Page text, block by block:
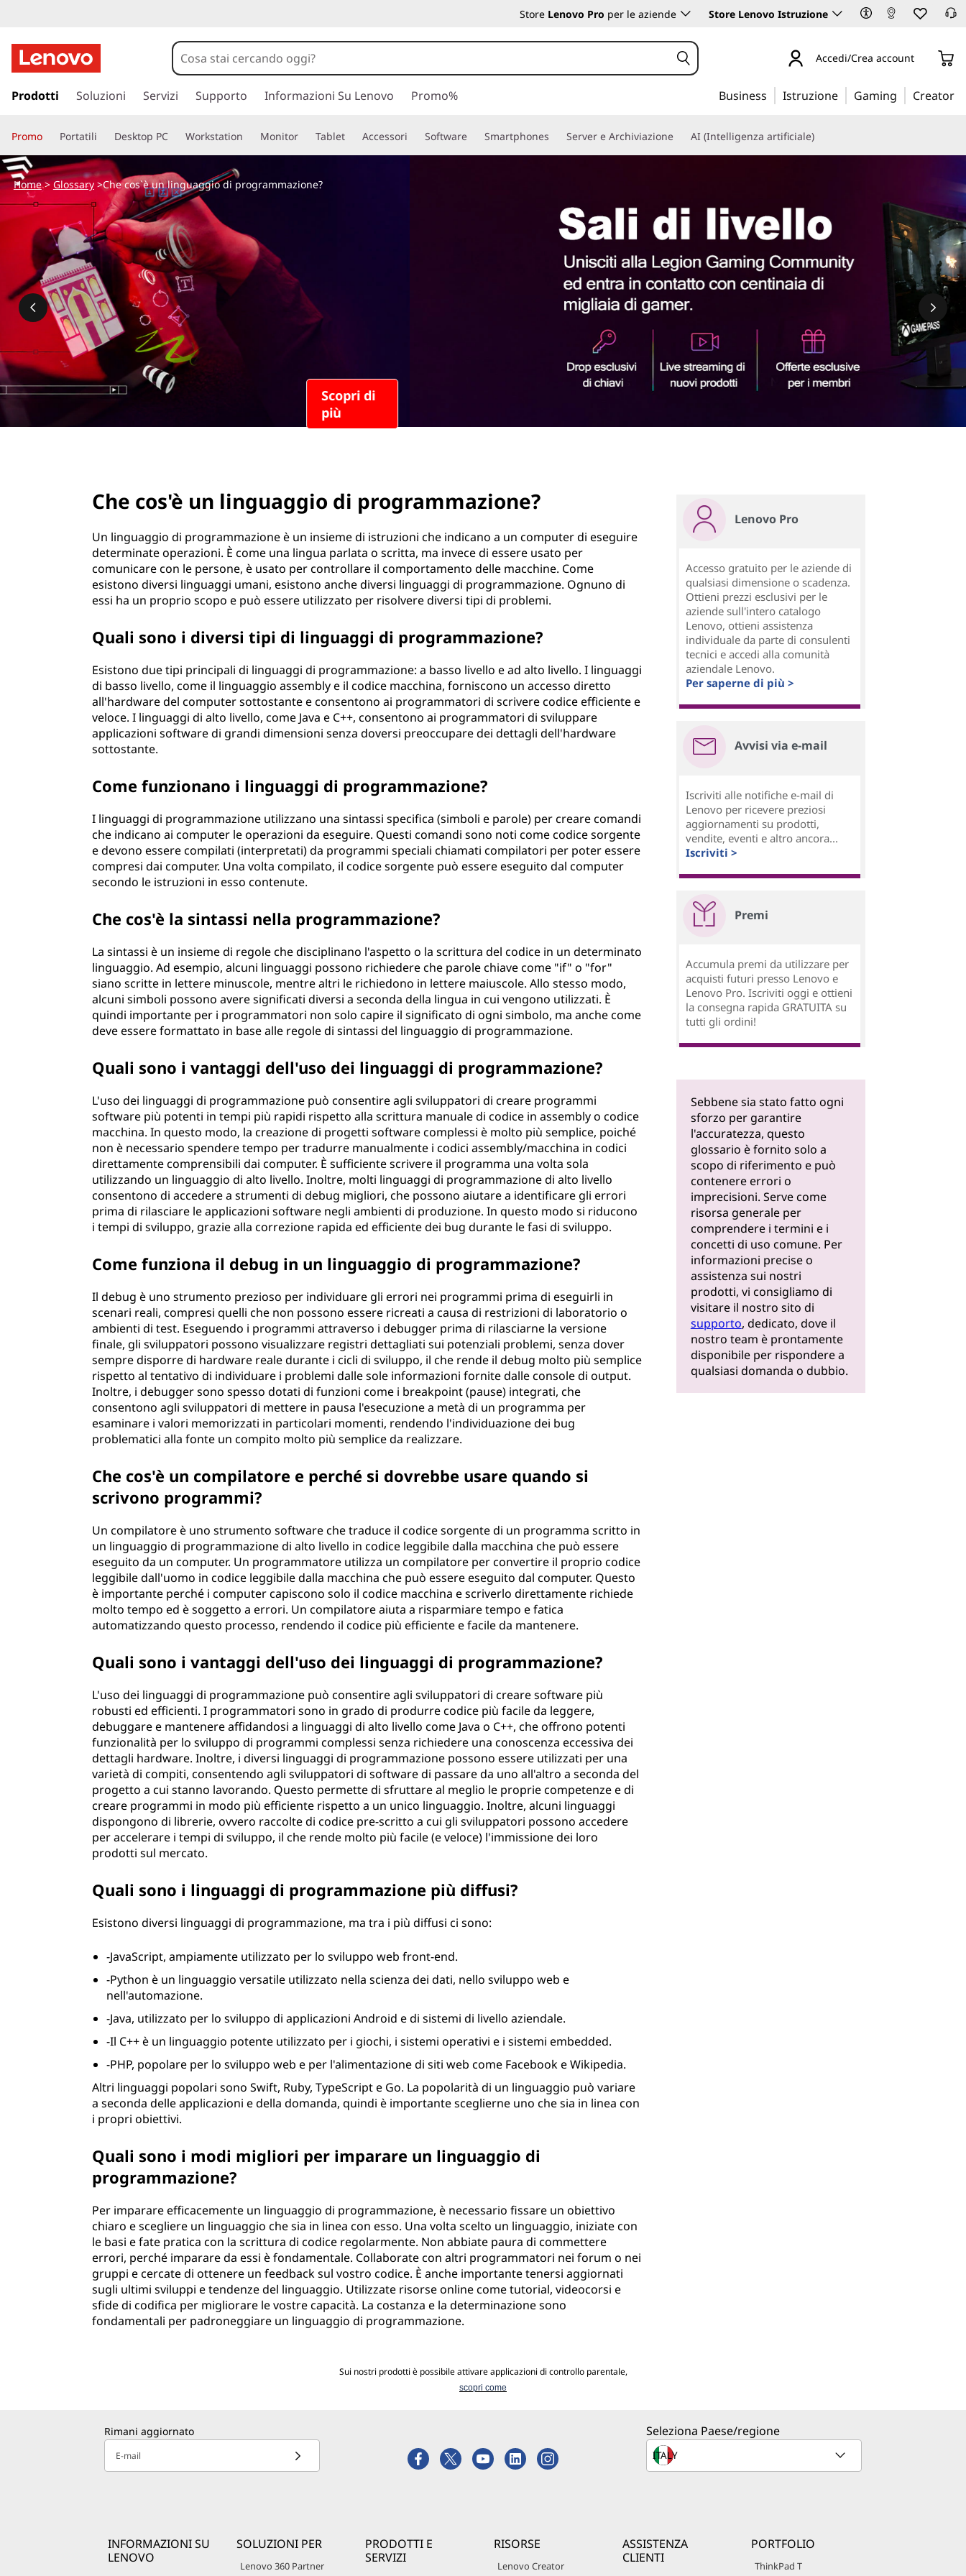
Store Lenovo Pro per le aziende Store Lenovo Istruzione
a
a
a
c
o
n
t
t
o
i
n
i
a
Accedi/Crea account
Prodotti Soluzioni Servizi Supporto Informazioni Su Lenovo Promo% Business Istruzione Gaming Creator
Promo Portatili Desktop PC Workstation Monitor Tablet Accessori Software Smartphones Server e Archiviazione AI (Intelligenza artificiale)
Home>Glossary>Che cos`è un linguaggio di programmazione?
Che cos'è un linguaggio di programmazione?
Un linguaggio di programmazione è un insieme di istruzioni che indicano a un computer di eseguire
determinate operazioni. È come una lingua parlata o scritta, ma invece di essere usato per
comunicare con le persone, è usato per controllare il comportamento delle macchine. Come
esistono diversi linguaggi umani, esistono anche diversi linguaggi di programmazione. Ognuno di
essi ha un proprio scopo e può essere utilizzato per risolvere diversi tipi di problemi.
Quali sono i diversi tipi di linguaggi di programmazione?
Esistono due tipi principali di linguaggi di programmazione: a basso livello e ad alto livello. I linguaggi
di basso livello, come il linguaggio assembly e il codice macchina, forniscono un accesso diretto
all'hardware del computer sottostante e consentono ai programmatori di scrivere codice efficiente e
veloce. I linguaggi di alto livello, come Java e C++, consentono ai programmatori di sviluppare
applicazioni software di grandi dimensioni senza doversi preoccupare dei dettagli dell'hardware
sottostante.
Come funzionano i linguaggi di programmazione?
I linguaggi di programmazione utilizzano una sintassi specifica (simboli e parole) per creare comandi
che indicano ai computer le operazioni da eseguire. Questi comandi sono noti come codice sorgente
e devono essere compilati (interpretati) da programmi speciali chiamati compilatori per poter essere
compresi dai computer. Una volta compilato, il codice sorgente può essere eseguito dal computer
secondo le istruzioni in esso contenute.
Che cos'è la sintassi nella programmazione?
La sintassi è un insieme di regole che disciplinano l'aspetto o la scrittura del codice in un determinato
linguaggio. Ad esempio, alcuni linguaggi possono richiedere che parole chiave come "if" o "for"
siano scritte in lettere minuscole, mentre altri le richiedono in lettere maiuscole. Allo stesso modo,
alcuni simboli possono avere significati diversi a seconda della lingua in cui vengono utilizzati. È
quindi importante per i programmatori non solo capire il significato di ogni simbolo, ma anche come
deve essere formattato in base alle regole di sintassi del linguaggio di programmazione.
Quali sono i vantaggi dell'uso dei linguaggi di programmazione?
L'uso dei linguaggi di programmazione può consentire agli sviluppatori di creare programmi
software più potenti in tempi più rapidi rispetto alla scrittura manuale di codice in assembly o codice
macchina. In questo modo, la creazione di progetti software complessi è molto più semplice, poiché
non è necessario spendere tempo per tradurre manualmente i codici assembly/macchina in codici
direttamente comprensibili dai computer. È sufficiente scrivere il programma una volta sola
utilizzando un linguaggio di alto livello. Inoltre, molti linguaggi di programmazione di alto livello
consentono di accedere a strumenti di debug migliori, che possono aiutare a identificare gli errori
prima di rilasciare le applicazioni software negli ambienti di produzione. In questo modo si riducono
i tempi di sviluppo, grazie alla correzione rapida ed efficiente dei bug durante le fasi di sviluppo.
Come funziona il debug in un linguaggio di programmazione?
Il debug è uno strumento prezioso per individuare gli errori nei programmi prima di eseguirli in
scenari reali, compresi quelli che non possono essere ricreati a causa di restrizioni di laboratorio o
ambienti di test. Eseguendo i programmi attraverso i debugger prima di rilasciarne la versione
finale, gli sviluppatori possono visualizzare registri dettagliati sui potenziali problemi, senza dover
sempre disporre di hardware reale durante i cicli di sviluppo, il che rende il debug molto più semplice
rispetto al tentativo di individuare i problemi dalle sole informazioni fornite dalle console di output.
Inoltre, i debugger sono spesso dotati di funzioni come i breakpoint (pause) integrati, che
consentono agli sviluppatori di mettere in pausa l'esecuzione a metà di un programma per
esaminare i valori memorizzati in particolari momenti, rendendo l'individuazione dei bug
problematici alla fonte un compito molto più semplice da realizzare.
Che cos'è un compilatore e perché si dovrebbe usare quando si
scrivono programmi?
Un compilatore è uno strumento software che traduce il codice sorgente di un programma scritto in
un linguaggio di programmazione di alto livello in codice leggibile dalla macchina che può essere
eseguito da un computer. Un programmatore utilizza un compilatore per convertire il proprio codice
leggibile dall'uomo in codice leggibile dalla macchina che può essere eseguito dal computer. Questo
è importante perché i computer capiscono solo il codice macchina e scriverlo direttamente richiede
molto tempo ed è soggetto a errori. Un compilatore aiuta a risparmiare tempo e fatica
automatizzando questo processo, rendendo il codice più efficiente e facile da mantenere.
Quali sono i vantaggi dell'uso dei linguaggi di programmazione?
L'uso dei linguaggi di programmazione può consentire agli sviluppatori di creare software più
robusti ed efficienti. I programmatori sono in grado di produrre codice più facile da leggere,
debuggare e mantenere affidandosi a linguaggi di alto livello come Java o C++, che offrono potenti
funzionalità per lo sviluppo di programmi complessi senza richiedere una conoscenza eccessiva dei
dettagli hardware. Inoltre, i diversi linguaggi di programmazione possono essere utilizzati per una
varietà di compiti, consentendo agli sviluppatori di software di passare da uno all'altro a seconda del
progetto a cui stanno lavorando. Questo permette di sfruttare al meglio le proprie competenze e di
creare programmi in modo più efficiente rispetto a un unico linguaggio. Inoltre, alcuni linguaggi
dispongono di librerie, ovvero raccolte di codice pre-scritto a cui gli sviluppatori possono accedere
per accelerare i tempi di sviluppo, il che rende molto più facile (e veloce) l'immissione dei loro
prodotti sul mercato.
Quali sono i linguaggi di programmazione più diffusi?
Esistono diversi linguaggi di programmazione, ma tra i più diffusi ci sono:
-JavaScript, ampiamente utilizzato per lo sviluppo web front-end.
-Python è un linguaggio versatile utilizzato nella scienza dei dati, nello sviluppo web e
nell'automazione.
-Java, utilizzato per lo sviluppo di applicazioni Android e di sistemi di livello aziendale.
-Il C++ è un linguaggio potente utilizzato per i giochi, i sistemi operativi e i sistemi embedded.
-PHP, popolare per lo sviluppo web e per l'alimentazione di siti web come Facebook e Wikipedia.
Altri linguaggi popolari sono Swift, Ruby, TypeScript e Go. La popolarità di un linguaggio può variare
a seconda delle applicazioni e della domanda, quindi è importante sceglierne uno che sia in linea con
i propri obiettivi.
Quali sono i modi migliori per imparare un linguaggio di
programmazione?
Per imparare efficacemente un linguaggio di programmazione, è necessario fissare un obiettivo
chiaro e scegliere un linguaggio che sia in linea con esso. Una volta scelto un linguaggio, iniziate con
le basi e fate pratica con la scrittura di codice regolarmente. Non abbiate paura di commettere
errori, perché imparare da essi è fondamentale. Collaborate con altri programmatori nei forum o nei
gruppi e cercate di ottenere un feedback sul vostro codice. È anche importante tenersi aggiornati
sugli ultimi sviluppi e tendenze del linguaggio. Utilizzate risorse online come tutorial, videocorsi e
sfide di codifica per migliorare le vostre capacità. La costanza e la determinazione sono
fondamentali per padroneggiare un linguaggio di programmazione.
Lenovo Pro
Accesso gratuito per le aziende di
qualsiasi dimensione o scadenza.
Ottieni prezzi esclusivi per le
aziende sull'intero catalogo
Lenovo, ottieni assistenza
individuale da parte di consulenti
tecnici e accedi alla comunità
aziendale Lenovo.
Per saperne di più >
Avvisi via e-mail
Iscriviti alle notifiche e-mail di
Lenovo per ricevere preziosi
aggiornamenti su prodotti,
vendite, eventi e altro ancora...
Iscriviti >
Premi
Accumula premi da utilizzare per
acquisti futuri presso Lenovo e
Lenovo Pro. Iscriviti oggi e ottieni
la consegna rapida GRATUITA su
tutti gli ordini!
Sebbene sia stato fatto ogni
sforzo per garantire
l'accuratezza, questo
glossario è fornito solo a
scopo di riferimento e può
contenere errori o
imprecisioni. Serve come
risorsa generale per
comprendere i termini e i
concetti di uso comune. Per
informazioni precise o
assistenza sui nostri
prodotti, vi consigliamo di
visitare il nostro sito di
supporto, dedicato, dove il
nostro team è prontamente
disponibile per rispondere a
qualsiasi domanda o dubbio.
Sui nostri prodotti è possibile attivare applicazioni di controllo parentale,
scopri come
Rimani aggiornato
E-mail
Seleziona Paese/regione
INFORMAZIONI SU
LENOVO
SOLUZIONI PER
Lenovo 360 Partner
PRODOTTI E
SERVIZI
RISORSE
Lenovo Creator
ASSISTENZA
CLIENTI
PORTFOLIO
ThinkPad T